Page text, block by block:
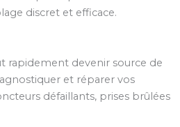
discret et efficace.
rapidement devenir source de
et réparer vos
défaillants, prises brûlées